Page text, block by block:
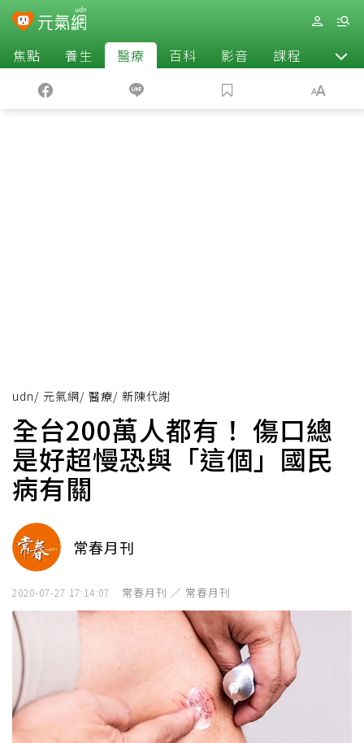
焦點 養生 醫療 百科 影音 課程 退休
udn/ 元氣網/ 醫療/ 新陳代謝
全台200萬人都有！ 傷口總
是好超慢恐與「這個」國民
病有關
常春月刊
2020-07-27 17:14:07 常春月刊 ／ 常春月刊